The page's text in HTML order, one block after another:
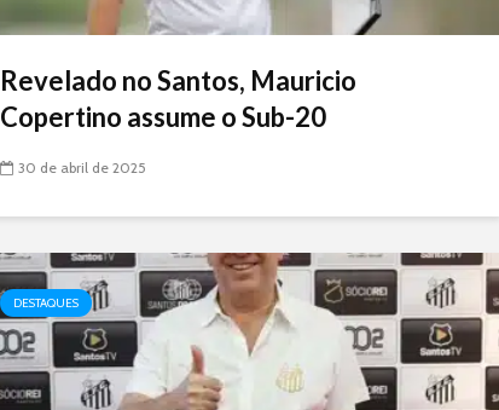
Revelado no Santos, Mauricio
Copertino assume o Sub-20
30 de abril de 2025
DESTAQUES